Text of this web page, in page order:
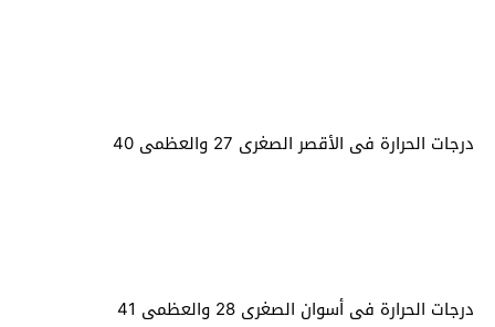
درجات الحرارة فى الأقصر الصغرى 27 والعظمى 40
درجات الحرارة فى أسوان الصغرى 28 والعظمى 41